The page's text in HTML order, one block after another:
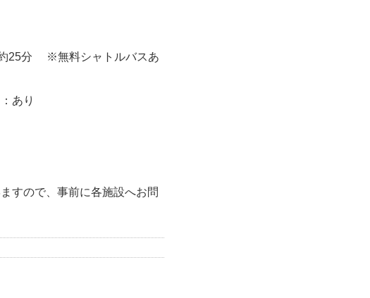
25分 ※無料シャトルバスあ
あり
すので、事前に各施設へお問